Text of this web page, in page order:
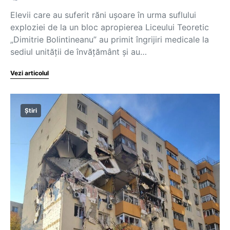
Elevii care au suferit răni ușoare în urma suflului
exploziei de la un bloc apropierea Liceului Teoretic
„Dimitrie Bolintineanu” au primit îngrijiri medicale la
sediul unității de învățământ și au…
Vezi articolul
Știri